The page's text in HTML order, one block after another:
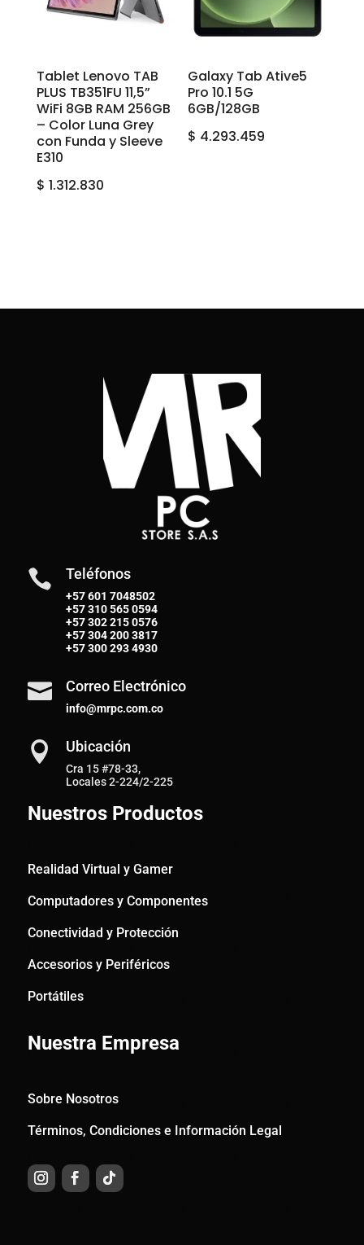
Tablet Lenovo TAB
PLUS TB351FU 11,5”
WiFi 8GB RAM 256GB
– Color Luna Grey
con Funda y Sleeve
E310
$ 1.312.830
Galaxy Tab Ative5
Pro 10.1 5G
6GB/128GB
$ 4.293.459
 Teléfonos
+57 601 7048502
+57310 565 0594
+57302 215 0576
+57304 200 3817
+57300 293 4930
 Correo Electrónico
info@mrpc.com.co
 Ubicación
Cra 15 #78-33,
Locales 2-224/2-225
Nuestros Productos
Realidad Virtual y Gamer
Computadores y Componentes
Conectividad y Protección
Accesorios y Periféricos
Portátiles
Nuestra Empresa
Sobre Nosotros
Términos, Condiciones e Información Legal